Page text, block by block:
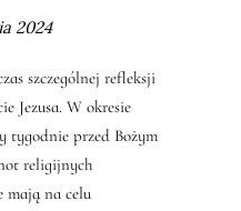
2024
szczególnej refleksji
Jezusa. W okresie
tygodnie przed Bożym
religijnych
mają na celu